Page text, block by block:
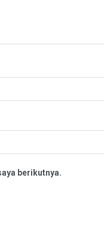
berikutnya.